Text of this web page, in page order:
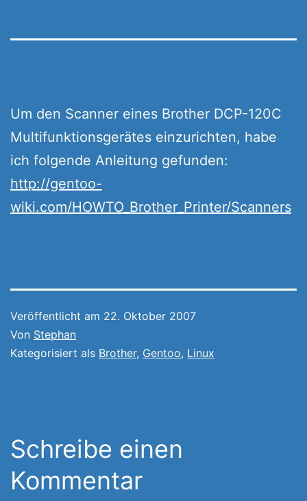
Um den Scanner eines Brother DCP-120C
Multifunktionsgerätes einzurichten, habe
ich folgende Anleitung gefunden:
http://gentoo-
wiki.com/HOWTO_Brother_Printer/Scanners
Veröffentlicht am 22. Oktober 2007
Von Stephan
Kategorisiert als Brother, Gentoo, Linux
Schreibe einen
Kommentar